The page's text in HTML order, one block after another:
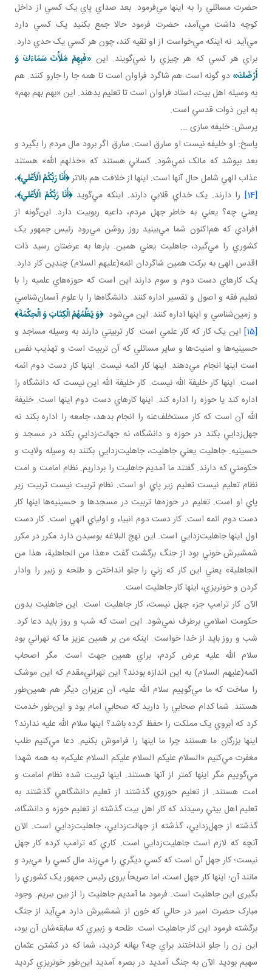
حضرت مسائلي را به اينها مي‌فرمود. بعد صداي پاي يک کسي از داخل
کوچه داشت مي‌آمد، حضرت فرمود حالا جمع بکنيد يک کسي دارد
مي‌آيد. نه اينکه مي‌خواست از او تقيه کند، چون هر کسي يک حدي دارد.
براي هر کسي که هر چيزي را نمي‌گويند. اين «فَبِهِمْ مَلَأْتَ سَمَاءَكَ وَ
أَرْضَكَ» دو گونه است هم شاگرد فراوان است تا همه جا را جارو کنند. هم
به وسيله اهل بيت، استاد فراوان است تا تعليم بدهند. اين «بهم بهم بهم»
به اين ذوات قدسي است.
پرسش: خليفه سازی ...
پاسخ: او خليفه نيست او سارق است. سارق اگر برود مال مردم را بگيرد و
بعد بپوشد که مالک نمي‌شود. کساني هستند که «خذلهم الله» هستند
عذاب الهي شامل حال آنها است. اينها از خلافت هم بالاتر﴿أَنَا رَبُّكُمُ الْأَعْلي﴾،
[14]
را دارند. يک خداي قلابي دارند. اينکه مي‌گويد﴿أَنَا رَبُّكُمُ الْأَعْلي﴾،
يعني چه؟ يعني به خاطر جهل مردم، داعيه ربوبيت دارد. اين‌گونه از
افرادي که هم‌اکنون شما مي‌بينيد روز روشن مي‌رود رئيس جمهور يک
کشوري را مي‌گيرد، جاهليت يعني همين. بارها به عرضتان رسيد ذات
اقدس الهی به برکت همين شاگردان ائمه(عليهم السلام) چندين کار دارد.
يک کارهاي دست دوم و سوم دارند اين است که حوزه‌هاي علميه را با
تعليم فقه و اصول و تفسير اداره کنند. دانشگاه‌ها را با علوم آسمان‌شناسي
و زمين‌شناسي و اينها اداره کنند. اين مي‌شود:﴿وَيُعَلِّمُهُمُ الْكِتَابَ وَ الْحِكْمَةَ﴾
[15]
اين يک کار که کار علمي است. کار تربيتي دارند به وسيله مساجد و
حسينيه‌ها و امنيت‌ها و ساير مسائلي که آن تربيت است و تهذيب نفس
است اينها انجام مي‌دهند. اينها کار ائمه نيست. اينها کار دست دوم ائمه
است. اينها کار خليفة الله نيست. کار خليفة الله اين نيست که دانشگاه را
اداره کند يا حوزه را اداره کند. اينها کارهاي دست دوم اينها است. خليفة
الله آن است که کار مستخلف‌عنه را انجام بدهد، جامعه را اداره بکند نه
جهل‌زدايي بکند در حوزه و دانشگاه، نه جهالت‌زدايي بکند در مسجد و
حسينيه. جاهليت يعني جاهليت، جاهليت‌زدايي بکنند به وسيله ولايت و
حکومتي که دارند. گفتند ما آمديم جاهليت را برداريم. نظام امامت و امت
نظام تعليم نيست تعليم زير پاي او است. نظام تربيت نيست تربيت زير
پاي او است. تعليم در حوزه‌ها تربيت در مسجدها و حسينيه‌ها اينها کار
دست دوم ائمه است. کار دست دوم انبياء و اولياي الهي است. کار دست
اول اينها جاهليت‌زدايي است. اين نهج البلاغه بوسيدن دارد مکرر در مکرر
شمشيرش خوني بود از جنگ برگشت گفت «هذا من الجاهلية، هذا من
الجاهلية» يعني اين کار که زني را جلو انداختن و طلحه و زبير را وادار
کردن و خونريزي، اينها کار جاهليت است.
الآن کار ترامپ جزء جهل نيست، کار جاهليت است. اين جاهليت بدون
حکومت اسلامي برطرف نمي‌شود. اين است که شب و روز بايد دعا کرد.
شب و روز بايد از خدا خواست. اينکه من بر همين عزيز ما که تهراني بود
سلام الله عليه عرض کردم، براي همين جهت است. مگر اصحاب
ائمه(عليهم السلام) به اين اندازه بودند؟ اين تهراني‌مقدم که اين موشک
را ساخت که ما مي‌گوييم سلام الله عليه، آن عزيزان ديگر هم همين‌طور
هستند. شما کدام صحابي را داريد که صحابي امام بود و اين‌طور خدمت
کرد که آبروي يک مملکت را حفظ کرده باشد؟ اينها سلام الله عليه ندارند؟
اينها بزرگان ما هستند چرا ما اينها را فراموش بکنيم. دعا مي‌کنيم طلب
مغفرت مي‌کنيم «السلام عليکم السلام عليکم السلام عليکم» به همه شهدا
مي‌گوييم مگر اينها کمتر از آنها هستند. اينها تربيت شده نظام امامت و
امت هستند. از تعليم حوزوي گذشتند از تعليم دانشگاهي گذشتند به
تعليم اهل بيتي رسيدند که کار اهل بيت گذشته از تعليم حوزه و دانشگاه،
گذشته از جهل‌زدايي، گذشته از جهالت‌زدايي، جاهليت‌زدايي است. الآن
آنچه که لازم است جاهليت‌زدايي است. کاري که ترامپ کرده کار جهل
نيست؛ کار جهل آن است که کسي ديگري را مي‌زند مال کسي را مي‌برد و
مانند آن؛ اينها کار جهل است، اما صريحاً بروی رئيس جمهور يک کشوري را
بگيری اين جاهليت است. فرمود ما آمديم جاهليت را از بين ببريم. وجود
مبارک حضرت امير در حالي که خون از شمشيرش دارد مي‌آيد از جنگ
برگشته فرمود اين کار جاهليت است. طلحه و زبيري که سابقه‌شان آن بود،
اين زن را جلو انداختند براي چه؟ بهانه کرديد، شما که در کشتن عثمان
سهيم بوديد الآن به جنگ آمديد در بصره آمديد اين‌طور خونريزي کرديد